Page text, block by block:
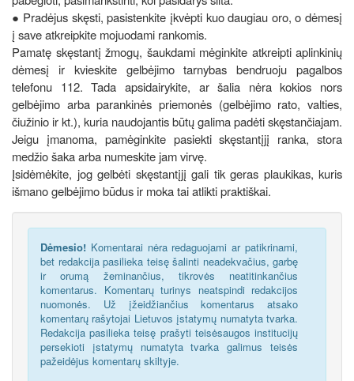
● Pradėjus skęsti, pasistenkite įkvėpti kuo daugiau oro, o dėmesį
į save atkreipkite mojuodami rankomis.
Pamatę skęstantį žmogų, šaukdami mėginkite atkreipti aplinkinių
dėmesį ir kvieskite gelbėjimo tarnybas bendruoju pagalbos
telefonu 112. Tada apsidairykite, ar šalia nėra kokios nors
gelbėjimo arba parankinės priemonės (gelbėjimo rato, valties,
čiužinio ir kt.), kuria naudojantis būtų galima padėti skęstančiajam.
Jeigu įmanoma, pamėginkite pasiekti skęstantįjį ranka, stora
medžio šaka arba numeskite jam virvę.
Įsidėmėkite, jog gelbėti skęstantįjį gali tik geras plaukikas, kuris
išmano gelbėjimo būdus ir moka tai atlikti praktiškai.
Dėmesio! Komentarai nėra redaguojami ar patikrinami,
bet redakcija pasilieka teisę šalinti neadekvačius, garbę
ir orumą žeminančius, tikrovės neatitinkančius
komentarus. Komentarų turinys neatspindi redakcijos
nuomonės. Už įžeidžiančius komentarus atsako
komentarų rašytojai Lietuvos įstatymų numatyta tvarka.
Redakcija pasilieka teisę prašyti teisėsaugos institucijų
persekioti įstatymų numatyta tvarka galimus teisės
pažeidėjus komentarų skiltyje.